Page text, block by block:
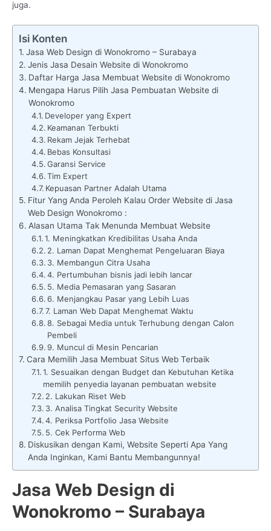
juga.
Isi Konten
Jasa Web Design di Wonokromo – Surabaya
Jenis Jasa Desain Website di Wonokromo
Daftar Harga Jasa Membuat Website di Wonokromo
Mengapa Harus Pilih Jasa Pembuatan Website di
Wonokromo
Developer yang Expert
Keamanan Terbukti
Rekam Jejak Terhebat
Bebas Konsultasi
Garansi Service
Tim Expert
Kepuasan Partner Adalah Utama
Fitur Yang Anda Peroleh Kalau Order Website di Jasa
Web Design Wonokromo :
Alasan Utama Tak Menunda Membuat Website
1. Meningkatkan Kredibilitas Usaha Anda
2. Laman Dapat Menghemat Pengeluaran Biaya
3. Membangun Citra Usaha
4. Pertumbuhan bisnis jadi lebih lancar
5. Media Pemasaran yang Sasaran
6. Menjangkau Pasar yang Lebih Luas
7. Laman Web Dapat Menghemat Waktu
8. Sebagai Media untuk Terhubung dengan Calon
Pembeli
9. Muncul di Mesin Pencarian
Cara Memilih Jasa Membuat Situs Web Terbaik
1. Sesuaikan dengan Budget dan Kebutuhan Ketika
memilih penyedia layanan pembuatan website
2. Lakukan Riset Web
3. Analisa Tingkat Security Website
4. Periksa Portfolio Jasa Website
5. Cek Performa Web
Diskusikan dengan Kami, Website Seperti Apa Yang
Anda Inginkan, Kami Bantu Membangunnya!
Jasa Web Design di
Wonokromo – Surabaya